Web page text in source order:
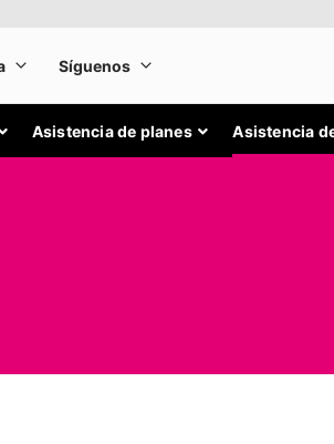
Asistencia de planes Asistencia